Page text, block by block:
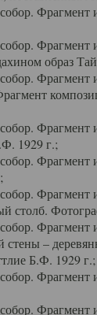
Фрагмент
Фрагмент
образ
Фрагмент
Фрагмент
1929 г.;
Фрагмент
Фрагмент
столб.
Фрагмент
–
Б.Ф. 1929 г.;
Фрагмент
Фрагмент